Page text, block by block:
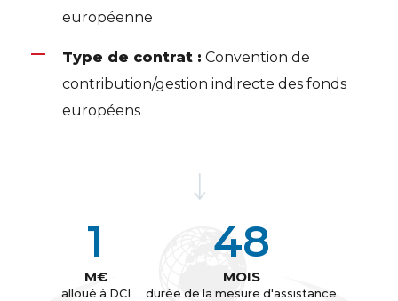
européenne
Type de contrat : Convention de
contribution/gestion indirecte des fonds
européens
1
M€
alloué à DCI
48
MOIS
durée de la mesure d'assistance